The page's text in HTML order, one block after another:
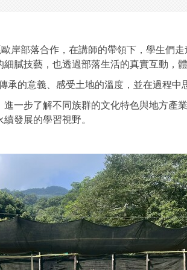
岸部落合作，在講師的帶領下，學生們
膩技藝，也透過部落生活的真實互動，
的意義、感受土地的溫度，並在過程中
一步了解不同族群的文化特色與地方產
發展的學習視野。